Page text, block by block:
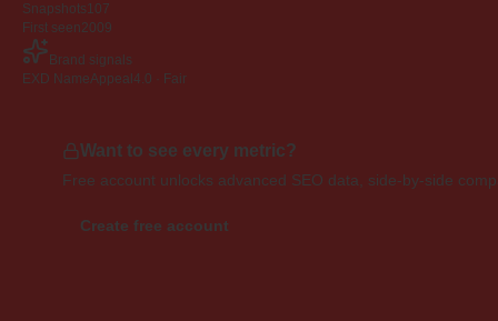
Snapshots 107
First seen2009
Brand signals
EXD NameAppeal 4.0 · Fair
Want to see every metric?
Free account unlocks advanced SEO data, side-by-side
Create free account